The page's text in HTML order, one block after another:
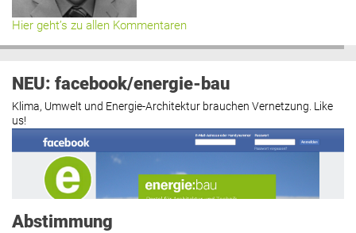
Hier geht’s zu allen Kommentaren
NEU: facebook/energie-bau
Klima, Umwelt und Energie-Architektur brauchen Vernetzung. Like
us!
Abstimmung